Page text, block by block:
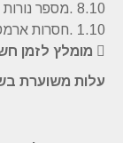
8.10 .מספר נורות לא פועלות בחדרי מדרגות.
1.10 .חסרות ארמטורות בגג.
 מומלץ לזמן חשמלאי מוסמך לבדיקות ותיקונים.
עלות משוערת בשלב